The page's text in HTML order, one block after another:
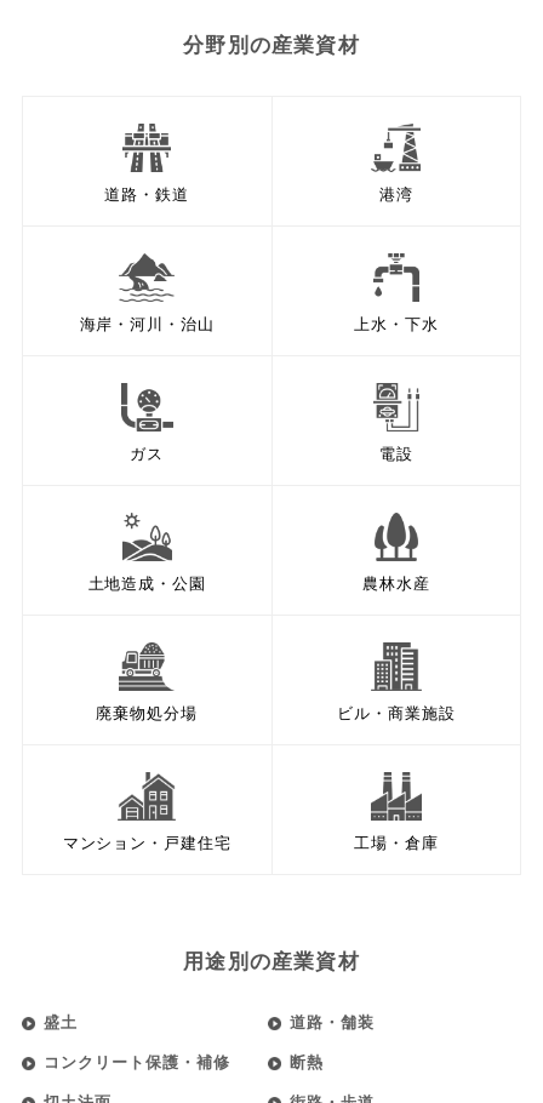
分野別の産業資材
道路・鉄道 港湾
海岸・河川・治山 上水・下水
ガス 電設
土地造成・公園 農林水産
廃棄物処分場 ビル・商業施設
マンション・戸建住宅 工場・倉庫
用途別の産業資材
盛土 道路・舗装
コンクリート保護・補修 断熱